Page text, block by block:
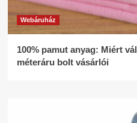
Webáruház
100% pamut anyag: Miért
méteráru bolt vásárlói